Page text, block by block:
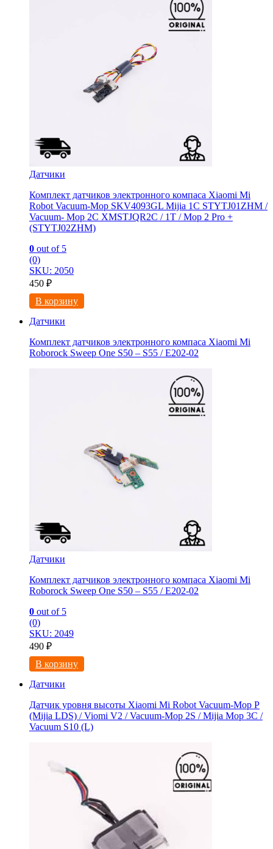
Датчики
Комплект датчиков электронного компаса Xiaomi Mi
Robot Vacuum-Mop SKV4093GL Mijia 1C STYTJ01ZHM /
Vacuum- Mop 2C XMSTJQR2C / 1T / Mop 2 Pro +
(STYTJ02ZHM)
0 out of 5
(0)
SKU: 2050
450 ₽
В корзину
Датчики
Комплект датчиков электронного компаса Xiaomi Mi
Roborock Sweep One S50 – S55 / E202-02
Датчики
Комплект датчиков электронного компаса Xiaomi Mi
Roborock Sweep One S50 – S55 / E202-02
0 out of 5
(0)
SKU: 2049
490 ₽
В корзину
Датчики
Датчик уровня высоты Xiaomi Mi Robot Vacuum-Mop P
(Mijia LDS) / Viomi V2 / Vacuum-Mop 2S / Mijia Mop 3C /
Vacuum S10 (L)